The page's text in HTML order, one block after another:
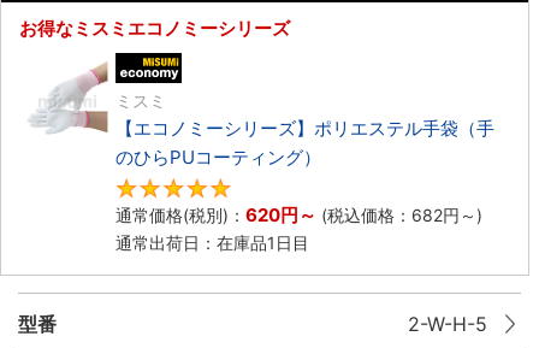
お得なミスミエコノミーシリーズ
ミスミ
【エコノミーシリーズ】ポリエステル手袋（手
のひらPUコーティング）
通常価格(税別)： 620円 ～ (税込価格： 682円 ～)
通常出荷日：在庫品1日目
型番 2-W-H-5